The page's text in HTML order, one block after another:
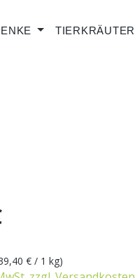
TIERKRÄUTER
€ / 1 kg)